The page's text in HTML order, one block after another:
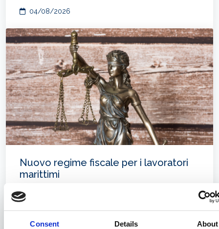
Consent Details About
04/08/2026
Nuovo regime fiscale per i lavoratori
marittimi